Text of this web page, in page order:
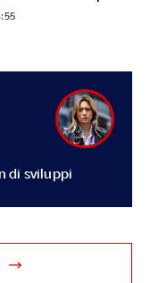
di sviluppi